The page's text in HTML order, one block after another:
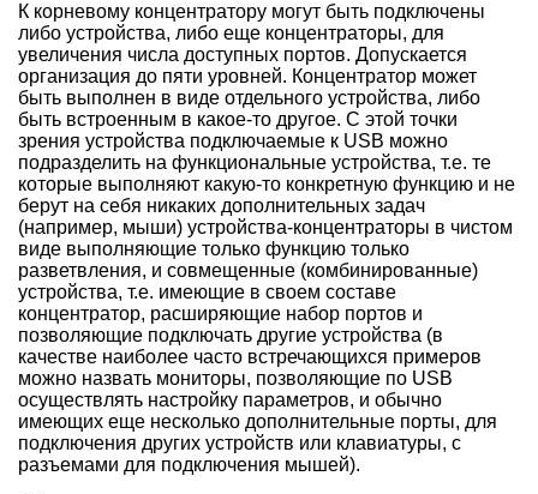
К корневому концентратору могут быть подключены
либо устройства, либо еще концентраторы, для
увеличения числа доступных портов. Допускается
организация до пяти уровней. Концентратор может
быть выполнен в виде отдельного устройства, либо
быть встроенным в какое-то другое. С этой точки
зрения устройства подключаемые к USB можно
подразделить на функциональные устройства, т.е. те
которые выполняют какую-то конкретную функцию и не
берут на себя никаких дополнительных задач
(например, мыши) устройства-концентраторы в чистом
виде выполняющие только функцию только
разветвления, и совмещенные (комбинированные)
устройства, т.е. имеющие в своем составе
концентратор, расширяющие набор портов и
позволяющие подключать другие устройства (в
качестве наиболее часто встречающихся примеров
можно назвать мониторы, позволяющие по USB
осуществлять настройку параметров, и обычно
имеющих еще несколько дополнительные порты, для
подключения других устройств или клавиатуры, с
разъемами для подключения мышей).